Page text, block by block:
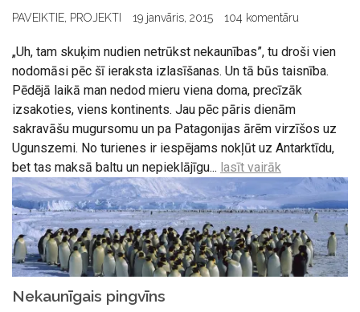
PAVEIKTIE, PROJEKTI 19 janvāris, 2015 104 komentāru
„Uh, tam skuķim nudien netrūkst nekaunības”, tu droši vien
nodomāsi pēc šī ieraksta izlasīšanas. Un tā būs taisnība.
Pēdējā laikā man nedod mieru viena doma, precīzāk
izsakoties, viens kontinents. Jau pēc pāris dienām
sakravāšu mugursomu un pa Patagonijas ārēm virzīšos uz
Ugunszemi. No turienes ir iespējams nokļūt uz Antarktīdu,
bet tas maksā baltu un nepieklājīgu... lasīt vairāk
Nekaunīgais pingvīns